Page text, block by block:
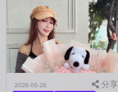
的家人，還是那個努力生活
的自己？ 花，不一定要等
到特別的人才能收到。...
2026-05-26 分享